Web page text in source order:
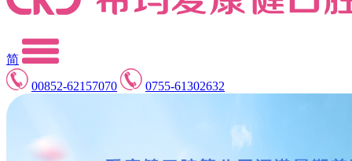
简
00852-62157070
0755-61302632